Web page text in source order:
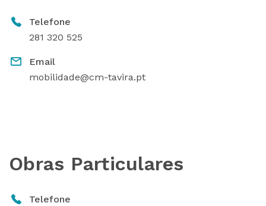
Telefone
281 320 525
Email
mobilidade@cm-tavira.pt
Obras Particulares
Telefone